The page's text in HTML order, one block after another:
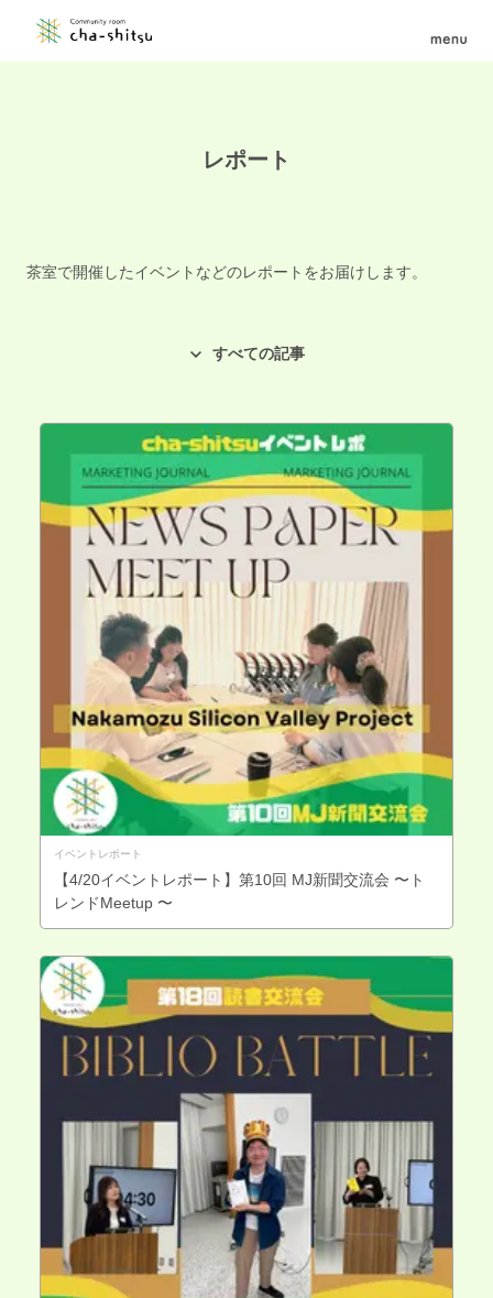
レポート
茶室で開催したイベントなどのレポートをお届けします。
すべての記事
イベントレポート
【4/20イベントレポート】第10回 MJ新聞交流会 〜ト
レンドMeetup 〜